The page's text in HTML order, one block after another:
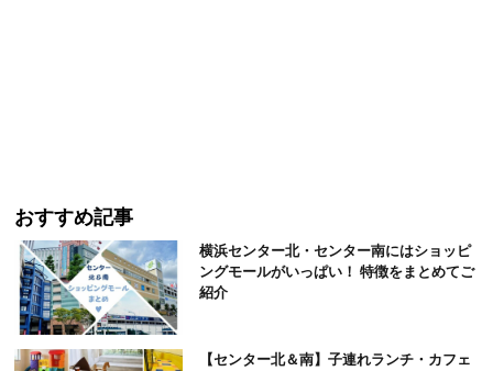
おすすめ記事
横浜センター北・センター南にはショッピ
ングモールがいっぱい！ 特徴をまとめてご
紹介
【センター北＆南】子連れランチ・カフェ